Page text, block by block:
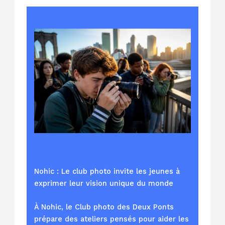
Nohic : Le club photo invite les jeunes à
exprimer leur vision unique du monde
À Nohic, le Club photo des Deux Ponts
prépare des ateliers pensés pour aider les